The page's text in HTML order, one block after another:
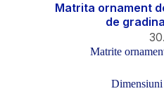
Matrita ornament
de
Matrite